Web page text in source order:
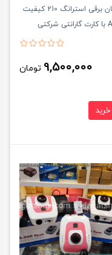
سوهان برقی استرانگ 210 کیفیت
9,500,000 تومان